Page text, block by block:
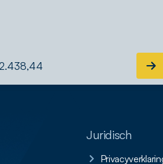
Juridisch